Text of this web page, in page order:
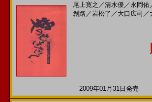
尾上寛之 ／清水優／永岡佑
創路／岩松了 ／ 大口広司 ／
2009年01月31日発売